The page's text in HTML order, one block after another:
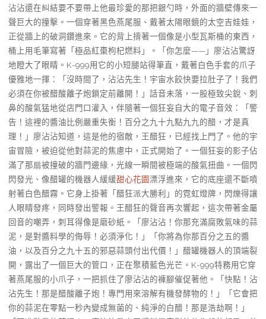
沾沾還在糾結要不要帶上他最珍愛的那把銀勺時，外面的牆壁傳來一
聲巨大的撞擊。一個穿著黑色燕尾服、戴著太陽眼鏡的太空吉娃娃，
正從牆上的破洞鑽進來。它的背上揹著一個像是小型瓦斯桶的東西，
桶上用毛筆寫著「極品紅棗枸杞燃料」。「你怎麼——」廖沾沾驚訝
地瞪大了眼睛。K-999用它的小短腿站得筆直，戴著白色手套的爪子
優雅地一揮：「沒時間了，沾沾先生！宇宙水餃快要拉肚子了！我們
必須在你被醋酸離子炮鎖定前離開！」話音未落，一股極致尖銳、刺
鼻的酸氣猛地從店門口灌入，伴隨著一個狂妄自大的電子音效：「警
告！這裡的醬油比例嚴重失衡！百分之九十九點九九的醋，才是真
理！」廖沾沾知道，這是他的宿敵，王醋狂，已經找上門了。他的宇
宙冒險，被迫從他對蒜泥的焦慮中，正式開始了。一個狂妄的影子佔
滿了那扇被撞破的牆門邊緣，光線一瞬間被極端的酸氣扭曲。一個閃
閃發光、像醋罐的機器人緩緩甜心花園漂浮進來，它的底座還不斷噴
射著白色醋霧。它身上掛著「醋狂派大勝利」的霓虹燈牌，閃爍得讓
人眼睛發疼，同時發出警報。王醋狂的聲音再次響起，這次帶著金屬
回音的嘲弄，刺耳得像是磨砂紙。「廖沾沾！你那充滿腐敗氣味的蒜
泥，是對醬料學的侮辱！必須淨化！」「你將為你那百分之五的醬
油，以及百分之九十五的邪惡蒜頭付出代價！」醋罐機器人的頂端裂
開，露出了一個巨大的管口，正在聚積藍色光芒。K-999特務用它穿
著燕尾服的小爪子，一把抓住了廖沾沾的褲腳催促著他。「快點！沾
沾先生！那是醋酸離子炮！專門用來溶解有機發酵物的！」「它會把
你的蒜泥在零點一秒內變成無菌的、純淨的白醋！那是浩劫啊！」